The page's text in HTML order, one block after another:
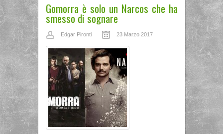
Gomorra è solo un Narcos che ha
smesso di sognare
Edgar Pironti 23 Marzo 2017